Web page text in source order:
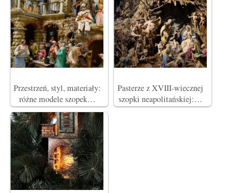
Przestrzeń, styl, materiały:
różne modele szopek…
Pasterze z XVIII-wiecznej
szopki neapolitańskiej:…